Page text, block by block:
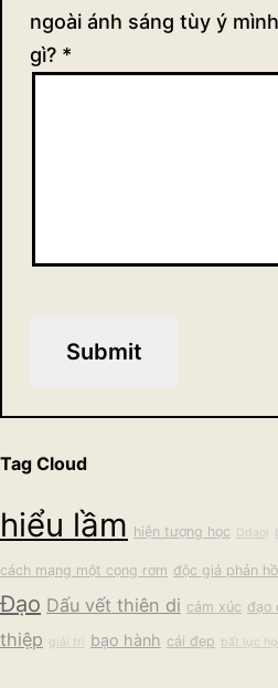
ngoài ánh sáng tùy ý
gì? *
Submit
Tag Cloud
hiểu lầm hiện tượng học Ddaoj
cách mạng một cọng rơm độc giả phản
Đạo Dấu vết thiên di cảm xúc đạo
thiệp giải trí bạo hành cái đẹp bất lực